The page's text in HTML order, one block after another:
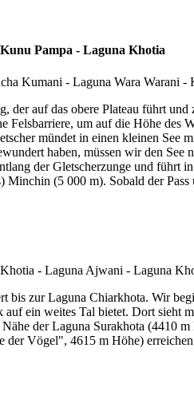
Pampa - Laguna Khotia
der auf das obere Plateau führt
um auf die Höhe des
mündet in einen kleinen See
haben, müssen wir den
der Gletscherzunge und führt
Minchin (5 000 m). Sobald der
zur Laguna Chiarkhota. Wir
ein weites Tal bietet. Dort sieht
der Laguna Surakhota (4410
Vögel", 4615 m Höhe)